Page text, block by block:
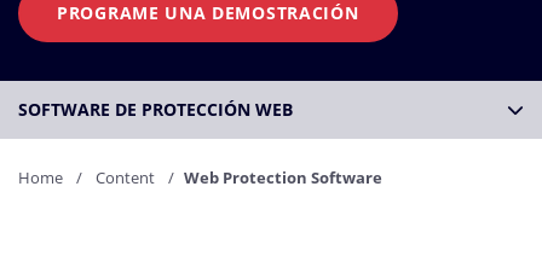
PROGRAME UNA DEMOSTRACIÓN
SOFTWARE DE PROTECCIÓN WEB
Home Content Web Protection Software